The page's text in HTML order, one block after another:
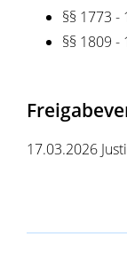
§§ 1773 -
§§ 1809 -
17.03.2026